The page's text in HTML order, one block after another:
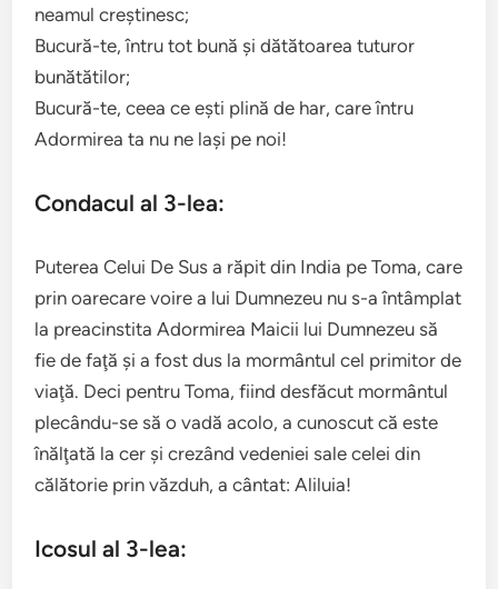
neamul creştinesc;
Bucură-te, întru tot bună şi dătătoarea tuturor
bunătătilor;
Bucură-te, ceea ce eşti plină de har, care întru
Adormirea ta nu ne laşi pe noi!
Condacul al 3-lea:
Puterea Celui De Sus a răpit din India pe Toma, care
prin oarecare voire a lui Dumnezeu nu s-a întâmplat
la preacinstita Adormirea Maicii lui Dumnezeu să
fie de faţă şi a fost dus la mormântul cel primitor de
viaţă. Deci pentru Toma, fiind desfăcut mormântul
plecându-se să o vadă acolo, a cunoscut că este
înălţată la cer şi crezând vedeniei sale celei din
călătorie prin văzduh, a cântat: Aliluia!
Icosul al 3-lea: